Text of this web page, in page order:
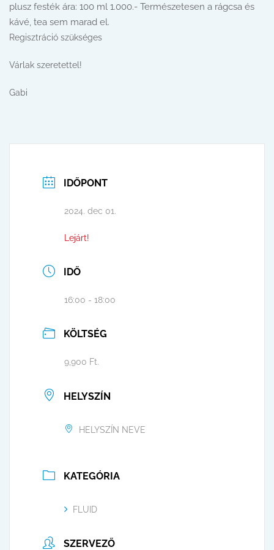
plusz festék ára: 100 ml 1.000.- Természetesen a rágcsa és
kávé, tea sem marad el.
Regisztráció szükséges
Várlak szeretettel!
Gabi
IDŐPONT
2024. dec 01.
Lejárt!
IDŐ
16:00 - 18:00
KÖLTSÉG
9,900 Ft.
HELYSZÍN
HELYSZÍN NEVE
KATEGÓRIA
FLUID
SZERVEZŐ